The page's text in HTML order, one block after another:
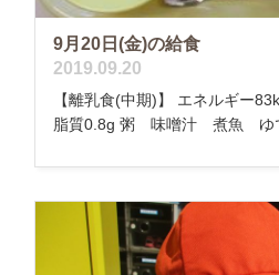
9月20日(金)の給食
2019.09.20
【離乳食(中期)】 エネルギー
脂質0.8g 粥 味噌汁 煮魚 ゆ